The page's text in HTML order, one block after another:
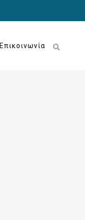
Επικοινωνία